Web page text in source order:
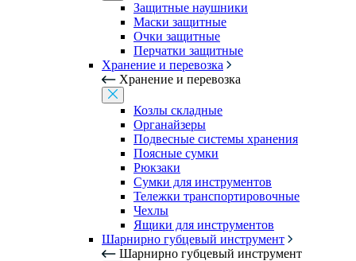
Защитные наушники
Маски защитные
Очки защитные
Перчатки защитные
Хранение и перевозка
Хранение и перевозка
Козлы складные
Органайзеры
Подвесные системы хранения
Поясные сумки
Рюкзаки
Сумки для инструментов
Тележки транспортировочные
Чехлы
Ящики для инструментов
Шарнирно губцевый инструмент
Шарнирно губцевый инструмент